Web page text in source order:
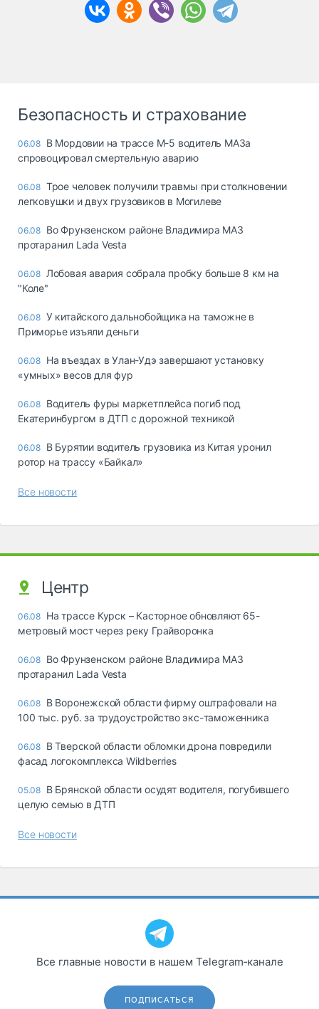
Безопасность и страхование
06.08 В Мордовии на трассе М-5 водитель МАЗа
спровоцировал смертельную аварию
06.08 Трое человек получили травмы при столкновении
легковушки и двух грузовиков в Могилеве
06.08 Во Фрунзенском районе Владимира МАЗ
протаранил Lada Vesta
06.08 Лобовая авария собрала пробку больше 8 км на
"Коле"
06.08 У китайского дальнобойщика на таможне в
Приморье изъяли деньги
06.08 Ha въeздax в Улaн-Удэ зaвepшaют ycтaнoвкy
«yмныx» вecoв для фyp
06.08 Водитель фуры маркетплейса погиб под
Екатеринбургом в ДТП с дорожной техникой
06.08 В Бурятии водитель грузовика из Китая уронил
ротор на трассу «Байкал»
Все новости
Центр
06.08 На трассе Курск – Касторное обновляют 65-
метровый мост через реку Грайворонка
06.08 Во Фрунзенском районе Владимира МАЗ
протаранил Lada Vesta
06.08 В Воронежской области фирму оштрафовали на
100 тыс. руб. за трудоустройство экс-таможенника
06.08 В Тверской области обломки дрона повредили
фасад логокомплекса Wildberries
05.08 В Брянской области осудят водителя, погубившего
целую семью в ДТП
Все новости
Все главные новости в нашем Telegram‑канале
ПОДПИСАТЬСЯ